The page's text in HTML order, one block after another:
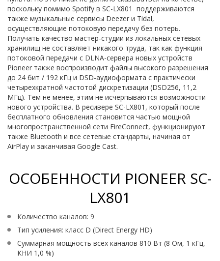
поскольку помимо Spotify в SC-LX801 поддерживаются
также музыкальные сервисы Deezer и Tidal,
осуществляющие потоковую передачу без потерь.
Получать качество мастер-студии из локальных сетевых
хранилищ не составляет никакого труда, так как функция
потоковой передачи с DLNA-сервера новых устройств
Pioneer также воспроизводит файлы высокого разрешения
до 24 бит / 192 кГц и DSD-аудиоформата с практически
четырехкратной частотой дискретизации (DSD256, 11,2
МГц). Тем не менее, этим не исчерпываются возможности
нового устройства. В ресивере SC-LX801, который после
бесплатного обновления становится частью мощной
многопространственной сети FireConnect, функционируют
также Bluetooth и все сетевые стандарты, начиная от
AirPlay и заканчивая Google Cast.
ОСОБЕННОСТИ PIONEER SC-
LX801
Количество каналов: 9
Тип усиления: класс D (Direct Energy HD)
Суммарная мощность всех каналов 810 Вт (8 Ом, 1 кГц,
КНИ 1,0 %)